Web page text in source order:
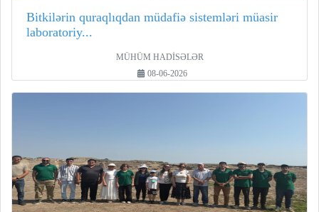
Bitkilərin quraqlıqdan müdafiə sistemləri müasir
laboratoriy...
MÜHÜM HADİSƏLƏR
08-06-2026